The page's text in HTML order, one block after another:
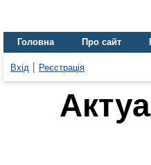
Головна Про сайт
Вхід Реєстрація